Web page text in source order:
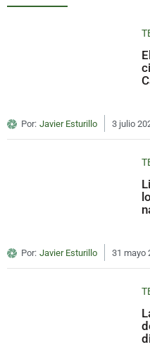
Por: Javier Esturillo 3 julio
Por: Javier Esturillo 31 mayo